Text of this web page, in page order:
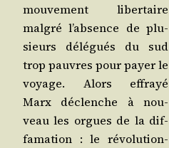
mou­ve­ment liber­taire
mal­gré l’ab­sence de plu­
sieurs délé­gués du sud
trop pauvres pour payer le
voyage. Alors effrayé
Marx déclenche à nou­
veau les orgues de la dif­
fa­ma­tion : le révo­lu­tion­